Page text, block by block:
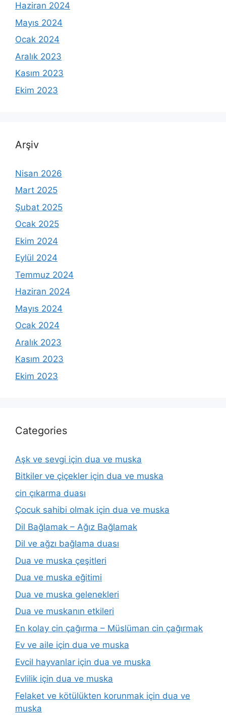
Haziran 2024
Mayıs 2024
Ocak 2024
Aralık 2023
Kasım 2023
Ekim 2023
Arşiv
Nisan 2026
Mart 2025
Şubat 2025
Ocak 2025
Ekim 2024
Eylül 2024
Temmuz 2024
Haziran 2024
Mayıs 2024
Ocak 2024
Aralık 2023
Kasım 2023
Ekim 2023
Categories
Aşk ve sevgi için dua ve muska
Bitkiler ve çiçekler için dua ve muska
cin çıkarma duası
Çocuk sahibi olmak için dua ve muska
Dil Bağlamak – Ağız Bağlamak
Dil ve ağzı bağlama duası
Dua ve muska çeşitleri
Dua ve muska eğitimi
Dua ve muska gelenekleri
Dua ve muskanın etkileri
En kolay cin çağırma – Müslüman cin çağırmak
Ev ve aile için dua ve muska
Evcil hayvanlar için dua ve muska
Evlilik için dua ve muska
Felaket ve kötülükten korunmak için dua ve
muska